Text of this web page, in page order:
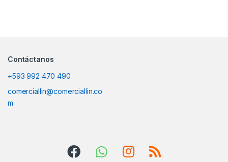
Contáctanos
+593 992 470 490
comerciallin@comerciallin.co
m